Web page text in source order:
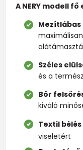
A NERY modell
Széles
és a
Bőr
kiváló
Textil bélés
viseletért